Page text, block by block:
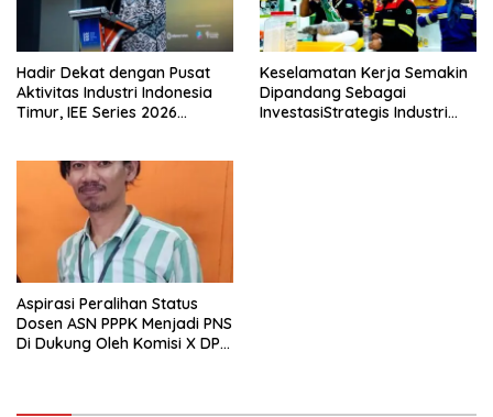
Hadir Dekat dengan Pusat
Aktivitas Industri Indonesia
Timur, IEE Series 2026
Keselamatan Kerja Semakin
Dipandang Sebagai
InvestasiStrategis Industri
Aspirasi Peralihan Status
Dosen ASN PPPK Menjadi PNS
Di Dukung Oleh Komisi X DPR